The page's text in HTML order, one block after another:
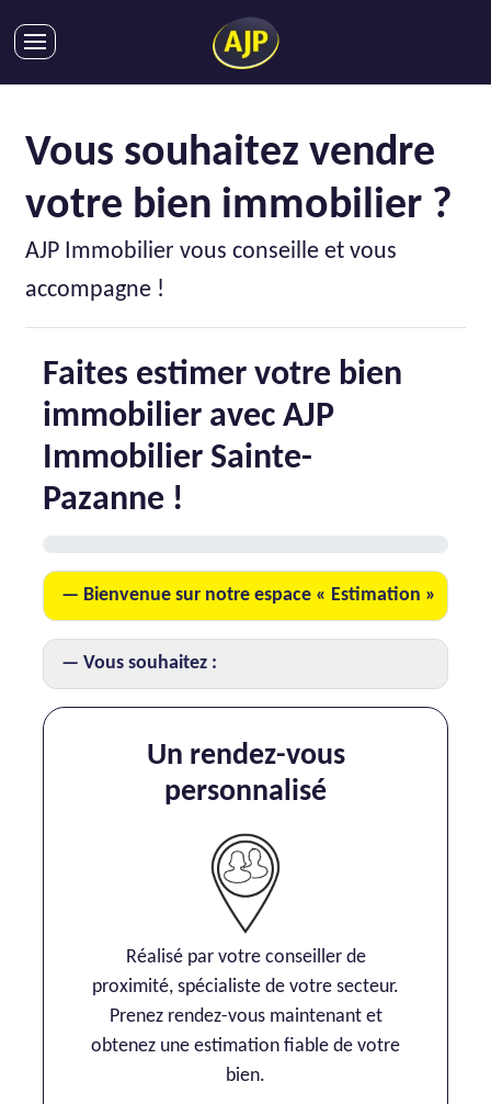
VENTES
LOCATIONS
GESTION LOCATIVE
SYNDIC
ENTREPRISES
DEVENIR FRANCHISÉ
AJP Recrute
Vous souhaitez vendre
votre bien immobilier ?
AJP Immobilier vous conseille et vous
accompagne !
Faites estimer votre bien
immobilier avec AJP
Immobilier Sainte-
Pazanne !
Bienvenue sur notre espace « Estimation »
Vous souhaitez :
Un rendez-vous
personnalisé
Réalisé par votre conseiller de
proximité, spécialiste de votre secteur.
Prenez rendez-vous maintenant et
obtenez une estimation fiable de votre
bien.